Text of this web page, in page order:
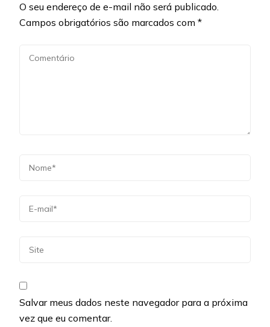
O seu endereço de e-mail não será publicado.
Campos obrigatórios são marcados com *
Salvar meus dados neste navegador para a próxima
vez que eu comentar.